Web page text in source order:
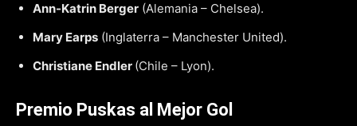
Ann-Katrin Berger (Alemania – Chelsea).
Mary Earps (Inglaterra – Manchester United).
Christiane Endler (Chile – Lyon).
Premio Puskas al Mejor Gol